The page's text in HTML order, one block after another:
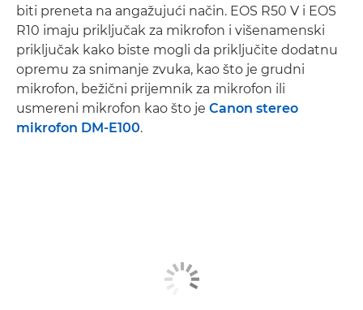
biti preneta na angažujući način. EOS R50 V i EOS
R10 imaju priključak za mikrofon i višenamenski
priključak kako biste mogli da priključite dodatnu
opremu za snimanje zvuka, kao što je grudni
mikrofon, bežični prijemnik za mikrofon ili
usmereni mikrofon kao što je Canon stereo
mikrofon DM-E100.